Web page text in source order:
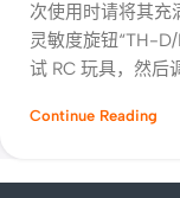
次使用时请将其充
灵敏度旋钮“TH-
试 RC 玩具，然后
Continue Reading